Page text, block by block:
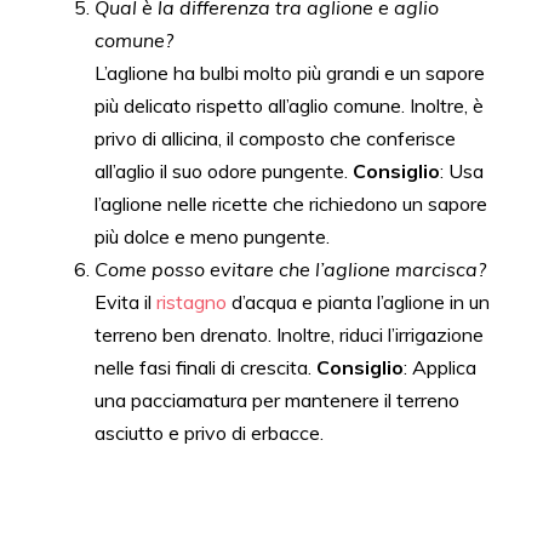
Qual è la differenza tra aglione e aglio
comune?
L’aglione ha bulbi molto più grandi e un sapore
più delicato rispetto all’aglio comune. Inoltre, è
privo di allicina, il composto che conferisce
all’aglio il suo odore pungente. Consiglio: Usa
l’aglione nelle ricette che richiedono un sapore
più dolce e meno pungente.
Come posso evitare che l’aglione marcisca?
Evita il ristagno d’acqua e pianta l’aglione in un
terreno ben drenato. Inoltre, riduci l’irrigazione
nelle fasi finali di crescita. Consiglio: Applica
una pacciamatura per mantenere il terreno
asciutto e privo di erbacce.